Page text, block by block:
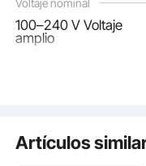
100–240 V Voltaje
amplio
Artículos